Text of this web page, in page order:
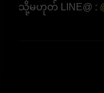
သို့မဟုတ် LINE@ :